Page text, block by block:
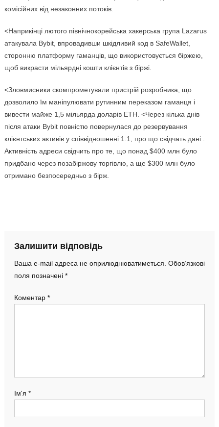
комісійних від незаконних потоків.
<Наприкінці лютого північнокорейська хакерська група Lazarus
атакувала Bybit, впровадивши шкідливий код в SafeWallet,
сторонню платформу гаманців, що використовується біржею,
щоб викрасти мільярдні кошти клієнтів з біржі.
<Зловмисники скомпрометували пристрій розробника, що
дозволило їм маніпулювати рутинним переказом гаманця і
вивести майже 1,5 мільярда доларів ETH. <Через кілька днів
після атаки Bybit повністю повернулася до резервування
клієнтських активів у співвідношенні 1:1, про що свідчать дані .
Активність адреси свідчить про те, що понад $400 млн було
придбано через позабіржову торгівлю, а ще $300 млн було
отримано безпосередньо з бірж.
Залишити відповідь
Ваша e-mail адреса не оприлюднюватиметься. Обов’язкові
поля позначені *
Коментар *
Ім'я *